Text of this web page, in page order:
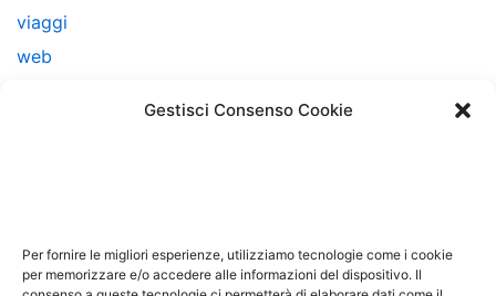
Gestisci Consenso Cookie
Per fornire le migliori esperienze, utilizziamo tecnologie come i cookie
per memorizzare e/o accedere alle informazioni del dispositivo. Il
viaggi
web
disponibilità e la reperibilità dei materiali. Pertanto non